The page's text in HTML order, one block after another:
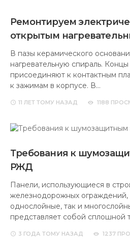
Ремонтируем
открытым
В пазы керамического
нагревательную спираль.
присоединяют к контактным
к зажимам в корпусе. В…
11 ЛЕТ ТОМУ НАЗАД 1188
Требования к
РЖД
Панели, использующиеся в
железнодорожных ограждений,
однослойные, так и
представляет собой сплошной
3 ГОДА ТОМУ НАЗАД 1237